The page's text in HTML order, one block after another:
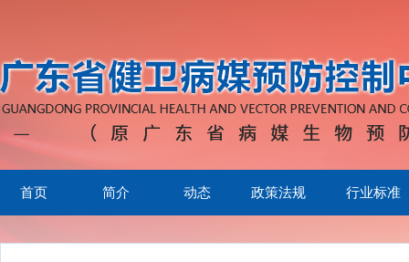
首页 简介 动态 政策法规 行业标准